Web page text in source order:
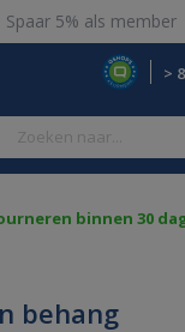
Spaar 5% als member
>
binnen 30
behang